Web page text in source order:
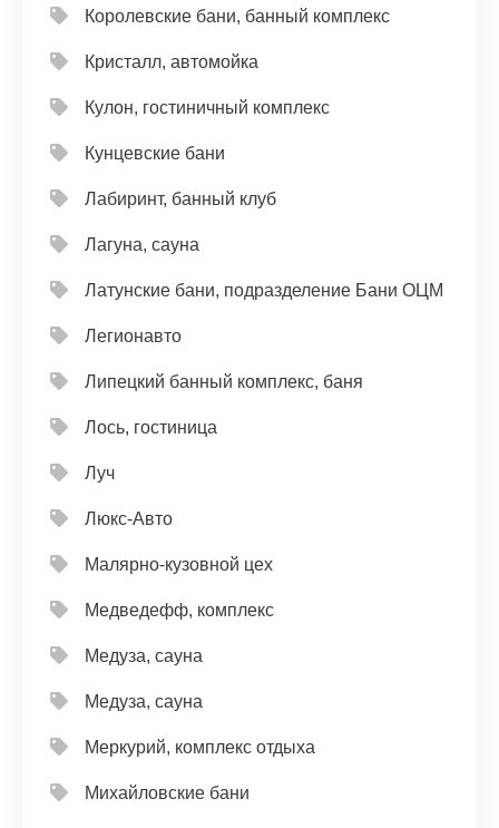
Королевские бани, банный комплекс
Кристалл, автомойка
Кулон, гостиничный комплекс
Кунцевские бани
Лабиринт, банный клуб
Лагуна, сауна
Латунские бани, подразделение Бани ОЦМ
Легионавто
Липецкий банный комплекс, баня
Лось, гостиница
Луч
Люкс-Авто
Малярно-кузовной цех
Медведефф, комплекс
Медуза, сауна
Медуза, сауна
Меркурий, комплекс отдыха
Михайловские бани